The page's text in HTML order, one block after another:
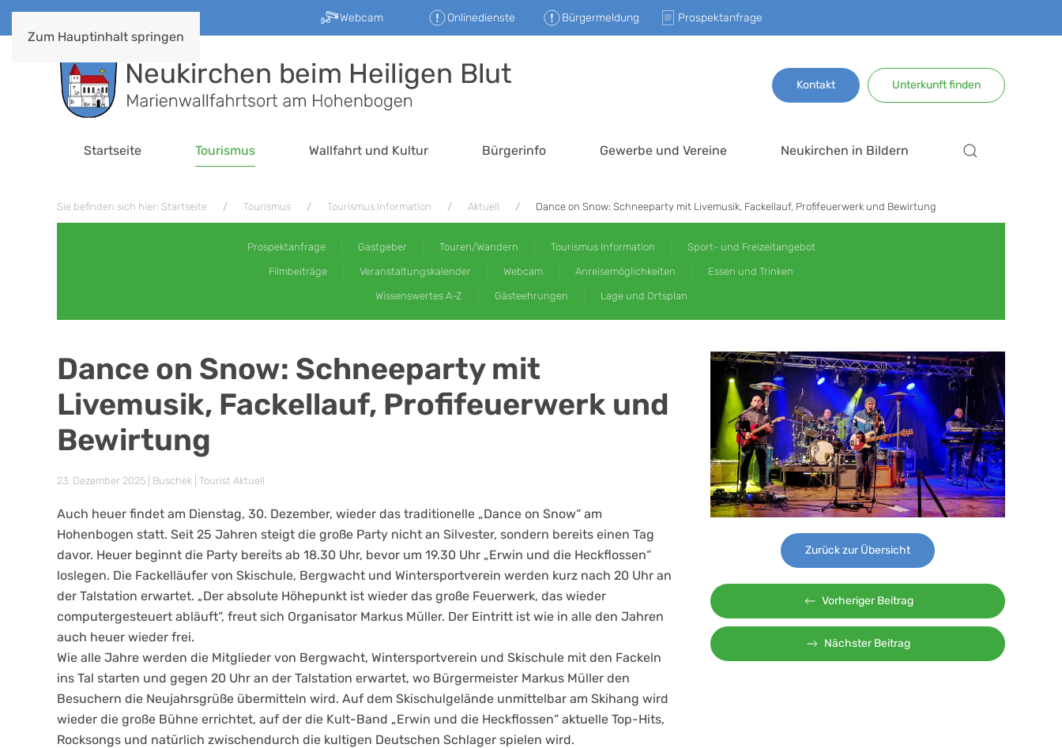
Zum Hauptinhalt springen
Webcam Onlinedienste Bürgermeldung Prospektanfrage
Kontakt Unterkunft finden
Startseite Tourismus Wallfahrt und Kultur Bürgerinfo Gewerbe und Vereine Neukirchen in Bildern
Sie befinden sich hier: Startseite Tourismus Tourismus Information Aktuell Dance on Snow: Schneeparty mit Livemusik, Fackellauf, Profifeuerwerk und Bewirtung
Prospektanfrage Gastgeber Touren/Wandern Tourismus Information Sport- und Freizeitangebot
Filmbeiträge Veranstaltungskalender Webcam Anreisemöglichkeiten Essen und Trinken
Wissenswertes A-Z Gästeehrungen Lage und Ortsplan
Dance on Snow: Schneeparty mit
Livemusik, Fackellauf, Profifeuerwerk und
Bewirtung
23. Dezember 2025 | Buschek | Tourist Aktuell
Auch heuer findet am Dienstag, 30. Dezember, wieder das traditionelle „Dance on Snow“ am
Hohenbogen statt. Seit 25 Jahren steigt die große Party nicht an Silvester, sondern bereits einen Tag
davor. Heuer beginnt die Party bereits ab 18.30 Uhr, bevor um 19.30 Uhr „Erwin und die Heckflossen“
loslegen. Die Fackelläufer von Skischule, Bergwacht und Wintersportverein werden kurz nach 20 Uhr an
der Talstation erwartet. „Der absolute Höhepunkt ist wieder das große Feuerwerk, das wieder
computergesteuert abläuft“, freut sich Organisator Markus Müller. Der Eintritt ist wie in alle den Jahren
auch heuer wieder frei.
Wie alle Jahre werden die Mitglieder von Bergwacht, Wintersportverein und Skischule mit den Fackeln
ins Tal starten und gegen 20 Uhr an der Talstation erwartet, wo Bürgermeister Markus Müller den
Besuchern die Neujahrsgrüße übermitteln wird. Auf dem Skischulgelände unmittelbar am Skihang wird
wieder die große Bühne errichtet, auf der die Kult-Band „Erwin und die Heckflossen“ aktuelle Top-Hits,
Rocksongs und natürlich zwischendurch die kultigen Deutschen Schlager spielen wird.
Zurück zur Übersicht
Vorheriger Beitrag
Nächster Beitrag